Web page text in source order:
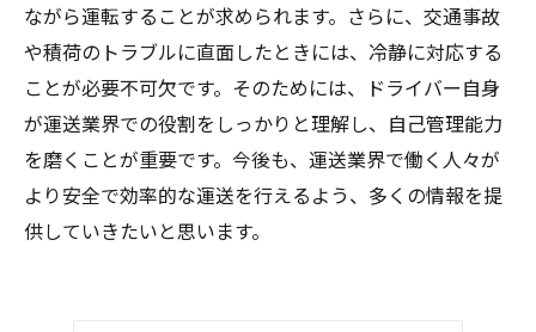
ながら運転することが求められます。さらに、交通事故
や積荷のトラブルに直面したときには、冷静に対応する
ことが必要不可欠です。そのためには、ドライバー自身
が運送業界での役割をしっかりと理解し、自己管理能力
を磨くことが重要です。今後も、運送業界で働く人々が
より安全で効率的な運送を行えるよう、多くの情報を提
供していきたいと思います。